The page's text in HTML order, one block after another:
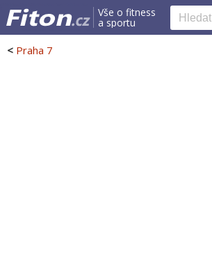
Vše o fitness
a sportu
< Praha 7